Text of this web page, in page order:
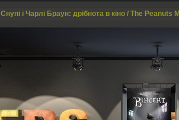
Снупі і Чарлі Браун: дрібнота в кіно / The Peanuts